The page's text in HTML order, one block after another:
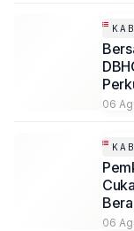
06
06